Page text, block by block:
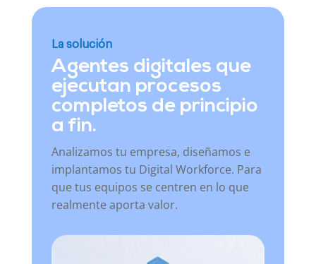
La solución
Agentes digitales que
ejecutan procesos
completos de principio
a fin.
Analizamos tu empresa, diseñamos e
implantamos tu Digital Workforce. Para
que tus equipos se centren en lo que
realmente aporta valor.